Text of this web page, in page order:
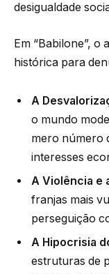
desigualdade
Em “Babilone”, o
histórica para
A
o mundo
mero número
interesses
A Violência e
franjas mais
perseguição
A Hipocrisia
estruturas de